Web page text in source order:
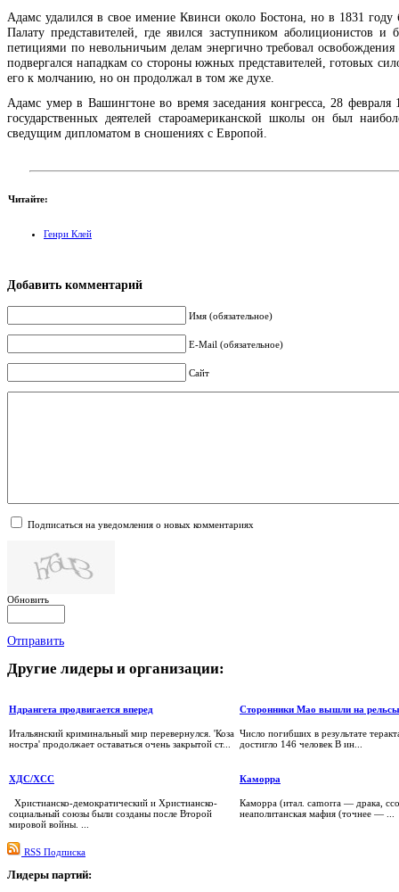
Адамс удалился в свое имение Квинси около Бостона, но в 1831 году
Палату представителей, где явился заступником аболиционистов и
петициями по невольничьим делам энергично требовал освобождения
подвергался нападкам со стороны южных представителей, готовых
его к молчанию, но он продолжал в том же духе.
Адамс умер в Вашингтоне во время заседания конгресса, 28 февраля
государственных деятелей староамериканской школы он был
сведущим дипломатом в сношениях с Европой.
Читайте:
Генри Клей
Добавить комментарий
Имя (обязательное)
E-Mail (обязательное)
Сайт
Подписаться на уведомления о новых комментариях
Обновить
Отправить
Другие лидеры и организации:
Ндрангета продвигается вперед
Итальянский криминальный мир перевернулся. 'Коза
ностра' продолжает оставаться очень закрытой ст...
Сторонники Мао вышли на рельсы
Число погибших в результате
достигло 146 человек В ин...
ХДС/ХСС
Христианско-демократический и Христианско-
социальный союзы были созданы после Второй
мировой войны. ...
Каморра
Каморра (итал. camorra — драка,
неаполитанская мафия (точнее — ...
RSS Подписка
Лидеры партий: